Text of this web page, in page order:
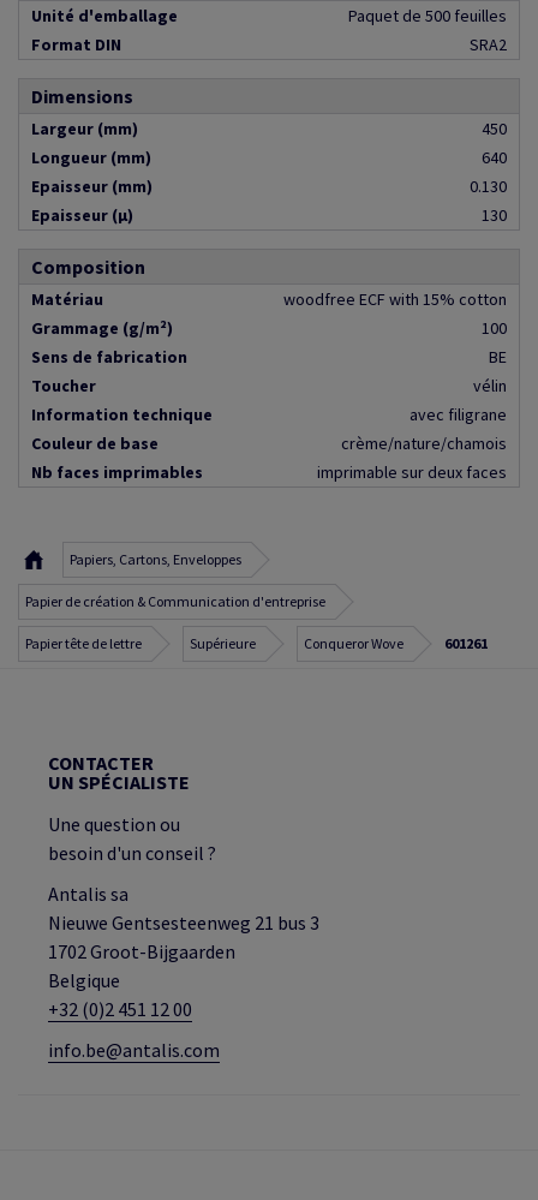
Unité d'emballage
Paquet de 500 feuilles
Format DIN
SRA2
Dimensions
Largeur (mm)
450
Longueur (mm)
640
Epaisseur (mm)
0.130
Epaisseur (µ)
130
Composition
Matériau
woodfree ECF with 15% cotton
Grammage (g/m²)
100
Sens de fabrication
BE
Toucher
vélin
Information technique
avec filigrane
Couleur de base
crème/nature/chamois
Nb faces imprimables
imprimable sur deux faces
Papiers, Cartons, Enveloppes
Papier de création & Communication d'entreprise
Papier tête de lettre Supérieure Conqueror Wove 601261
CONTACTER
UN SPÉCIALISTE
Une question ou
besoin d'un conseil ?
Antalis sa
Nieuwe Gentsesteenweg 21 bus 3
1702 Groot-Bijgaarden
Belgique
+32 (0)2 451 12 00
info.be@antalis.com